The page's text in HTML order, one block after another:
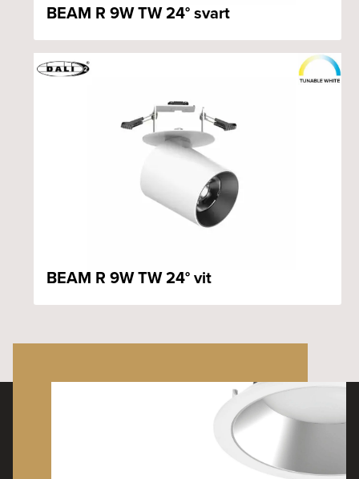
BEAM R 9W TW 24° svart
BEAM R 9W TW 24° vit